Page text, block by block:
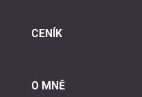
CENÍK
O MNĚ